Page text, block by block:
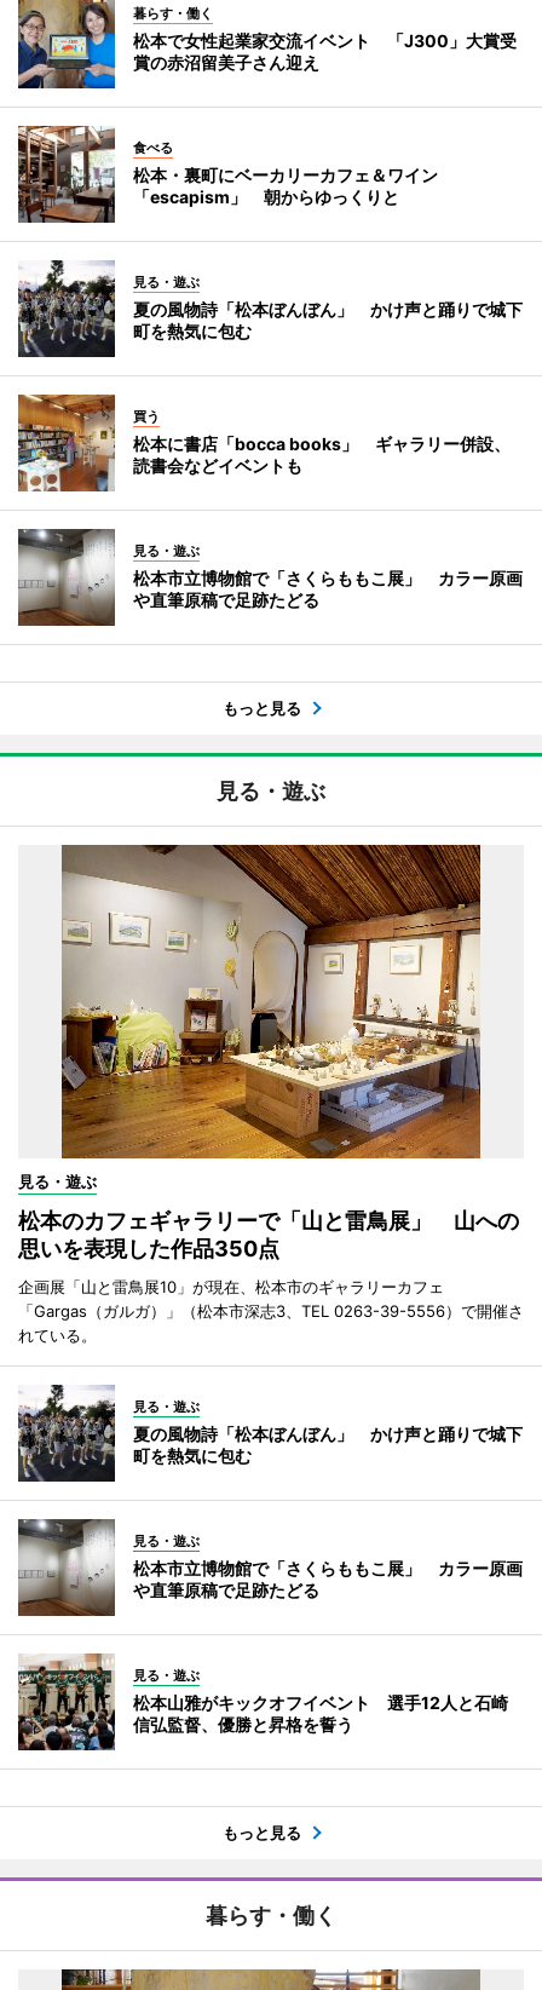
暮らす・働く
松本で女性起業家交流イベント 「J300」大賞受
賞の赤沼留美子さん迎え
食べる
松本・裏町にベーカリーカフェ＆ワイン
「escapism」 朝からゆっくりと
見る・遊ぶ
夏の風物詩「松本ぼんぼん」 かけ声と踊りで城下
町を熱気に包む
買う
松本に書店「bocca books」 ギャラリー併設、
読書会などイベントも
見る・遊ぶ
松本市立博物館で「さくらももこ展」 カラー原画
や直筆原稿で足跡たどる
もっと見る
見る・遊ぶ
見る・遊ぶ
松本のカフェギャラリーで「山と雷鳥展」 山への
思いを表現した作品350点
企画展「山と雷鳥展10」が現在、松本市のギャラリーカフェ
「Gargas（ガルガ）」（松本市深志3、TEL 0263-39-5556）で開催さ
れている。
見る・遊ぶ
夏の風物詩「松本ぼんぼん」 かけ声と踊りで城下
町を熱気に包む
見る・遊ぶ
松本市立博物館で「さくらももこ展」 カラー原画
や直筆原稿で足跡たどる
見る・遊ぶ
松本山雅がキックオフイベント 選手12人と石崎
信弘監督、優勝と昇格を誓う
もっと見る
暮らす・働く